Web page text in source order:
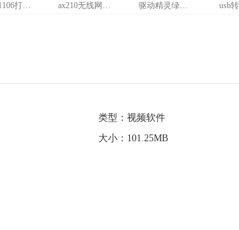
惠普p1106打印机驱动 ax210无线网卡驱动 驱动精灵绿色版
类型：视频软件
大小：101.25MB